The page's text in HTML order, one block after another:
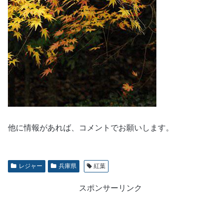
他に情報があれば、コメントでお願いします。
レジャー 兵庫県 紅葉
スポンサーリンク